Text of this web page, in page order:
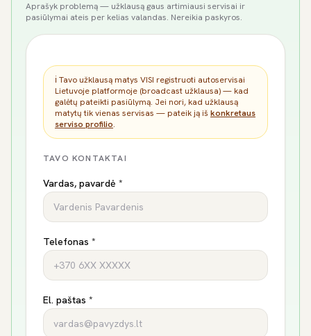
Aprašyk problemą — užklausą gaus artimiausi servisai ir
pasiūlymai ateis per kelias valandas. Nereikia paskyros.
ℹ️ Tavo užklausą matys VISI registruoti autoservisai
Lietuvoje platformoje (broadcast užklausa) — kad
galėtų pateikti pasiūlymą. Jei nori, kad užklausą
matytų tik vienas servisas — pateik ją iš konkretaus
serviso profilio.
TAVO KONTAKTAI
Vardas, pavardė *
Telefonas *
El. paštas *